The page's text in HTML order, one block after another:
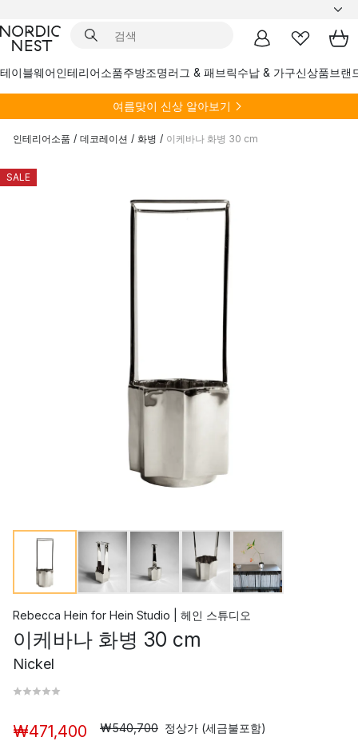
테이블웨어인테리어소품주방조명러그 & 패브릭수납 & 가구신상품브랜
여름맞이 신상 알아보기
인테리어소품 / 데코레이션 / 화병 / 이케바나 화병 30 cm
SALE
Rebecca Hein for Hein Studio | 헤인 스튜디오
이케바나 화병 30 cm
Nickel
₩471,400 ₩540,700 정상가 (세금불포함)